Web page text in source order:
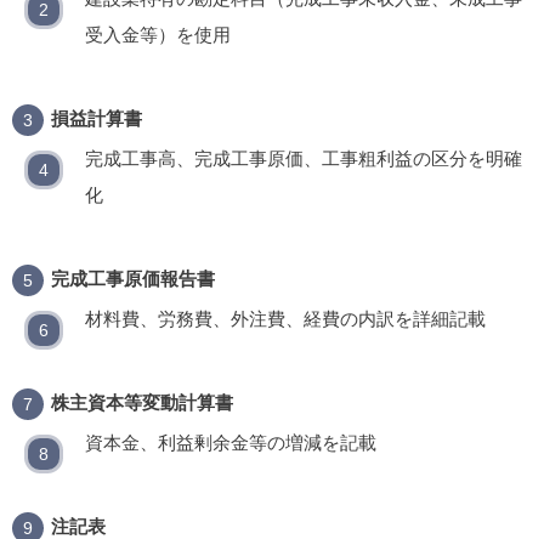
受入金等）を使用
損益計算書
完成工事高、完成工事原価、工事粗利益の区分を明確
化
完成工事原価報告書
材料費、労務費、外注費、経費の内訳を詳細記載
株主資本等変動計算書
資本金、利益剰余金等の増減を記載
注記表